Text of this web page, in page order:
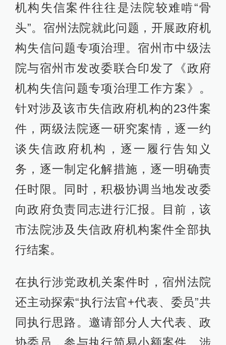
机构失信案件往往是法院较难啃“骨
头”。宿州法院就此问题，开展政府机
构失信问题专项治理。宿州市中级法
院与宿州市发改委联合印发了《政府
机构失信问题专项治理工作方案》。
针对涉及该市失信政府机构的23件案
件，两级法院逐一研究案情，逐一约
谈失信政府机构，逐一履行告知义
务，逐一制定化解措施，逐一明确责
任时限。同时，积极协调当地发改委
向政府负责同志进行汇报。目前，该
市法院涉及失信政府机构案件全部执
行结案。
在执行涉党政机关案件时，宿州法院
还主动探索“执行法官+代表、委员”共
同执行思路。邀请部分人大代表、政
协委员，参与执行简易小额案件、涉